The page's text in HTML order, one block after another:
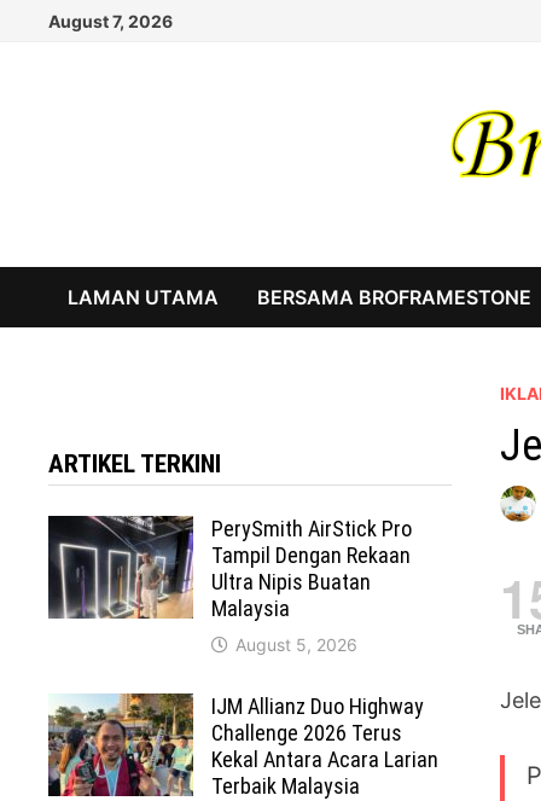
August 7, 2026
LAMAN UTAMA BERSAMA BROFRAMESTONE
ARTIKEL TERKINI
PerySmith AirStick Pro
Tampil Dengan Rekaan
Ultra Nipis Buatan
Malaysia
August 5, 2026
IJM Allianz Duo Highway
Challenge 2026 Terus
Kekal Antara Acara Larian
Terbaik Malaysia